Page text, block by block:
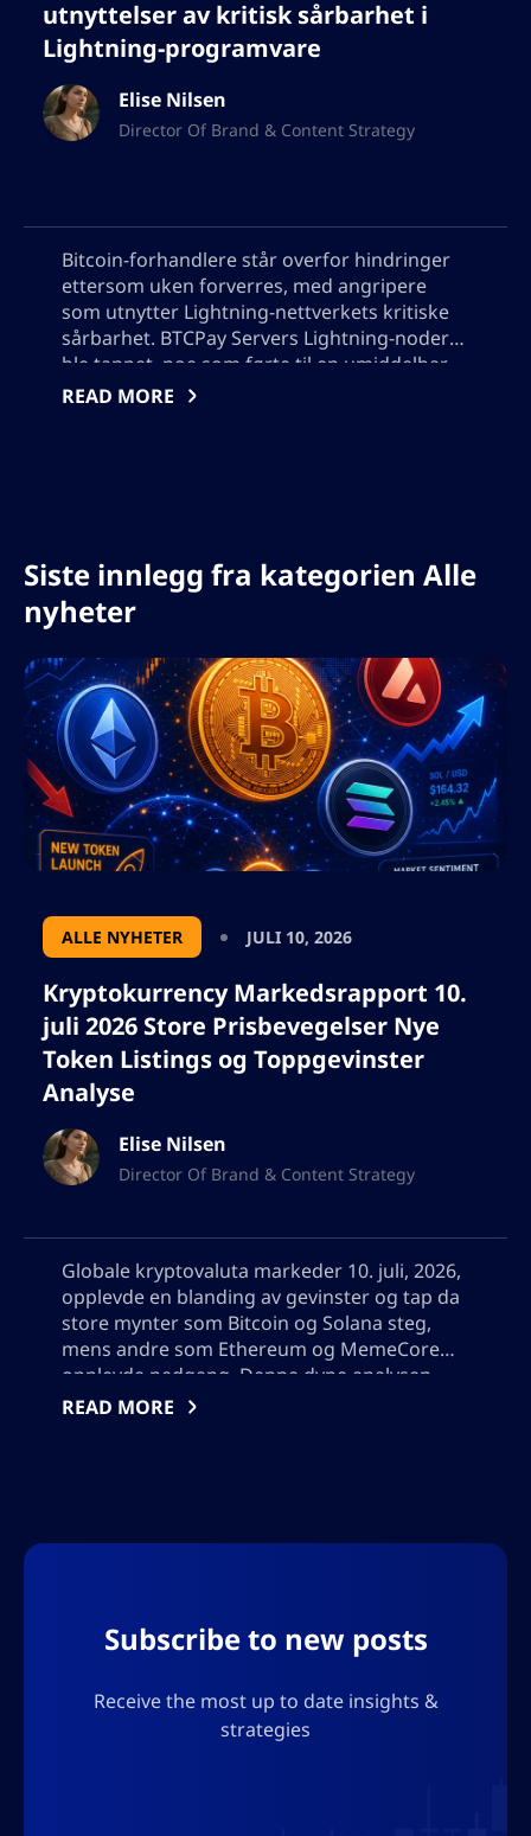
utnyttelser av kritisk sårbarhet i
Lightning-programvare
Elise Nilsen
Director Of Brand & Content Strategy
Bitcoin-forhandlere står overfor hindringer
ettersom uken forverres, med angripere
som utnytter Lightning-nettverkets kritiske
sårbarhet. BTCPay Servers Lightning-noder
ble tappet, noe som førte til en umiddelbar
oppfordring til oppdateringer til versjon 2.4.2
READ MORE
Siste innlegg fra kategorien Alle
nyheter
ALLE NYHETER JULI 10, 2026
Kryptokurrency Markedsrapport 10.
juli 2026 Store Prisbevegelser Nye
Token Listings og Toppgevinster
Analyse
Elise Nilsen
Director Of Brand & Content Strategy
Globale kryptovaluta markeder 10. juli, 2026,
opplevde en blanding av gevinster og tap da
store mynter som Bitcoin og Solana steg,
mens andre som Ethereum og MemeCore
opplevde nedgang. Denne dype analysen
dekker betydelige prisendringer, utforsker
READ MORE
Subscribe to new posts
Receive the most up to date insights &
strategies